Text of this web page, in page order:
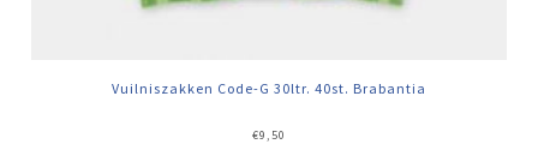
Vuilniszakken Code-G 30ltr. 40st. Brabantia
€9,50